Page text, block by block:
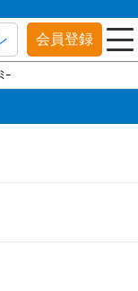
会員登録
ｰ